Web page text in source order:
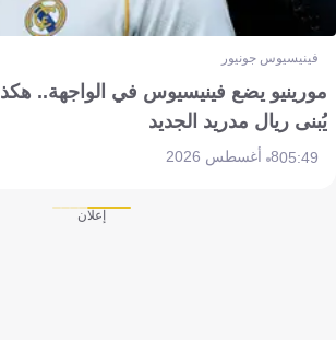
فينيسيوس جونيور
مورينيو يضع فينيسيوس في الواجهة.. هكذا
يُبنى ريال مدريد الجديد
05:498 أغسطس 2026
إعلان